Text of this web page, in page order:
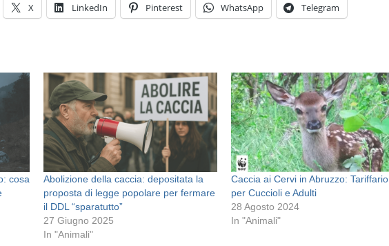
X LinkedIn Pinterest WhatsApp Telegram
cosa
Abolizione della caccia: depositata la
proposta di legge popolare per fermare
il DDL “sparatutto”
27 Giugno 2025
In "Animali"
Caccia ai Cervi in Abruzzo: Tariffario
per Cuccioli e Adulti
28 Agosto 2024
In "Animali"